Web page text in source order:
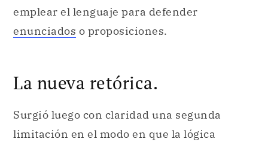
emplear el lenguaje para defender
enunciados o proposiciones.
La nueva retórica.
Surgió luego con claridad una segunda
limitación en el modo en que la lógica